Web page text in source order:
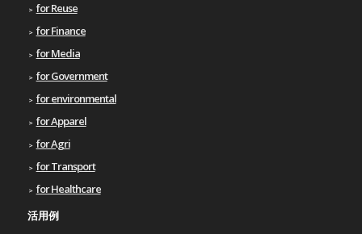
for Reuse
for Finance
for Media
for Government
for environmental
for Apparel
for Agri
for Transport
for Healthcare
活用例